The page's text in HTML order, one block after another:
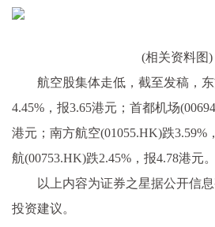
(相关资料图)
航空股集体走低，截至发稿，
4.45%，报3.65港元；首都机场
港元；南方航空(01055.HK)跌3.59%
航(00753.HK)跌2.45%，报4.78港元。
以上内容为证券之星据公开信
投资建议。